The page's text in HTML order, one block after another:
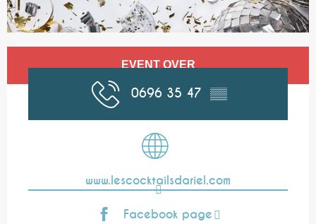
Opening hours & contact details
EVENT OVER
0696 35 47 ▒▒
www.lescocktailsdariel.com
Facebook page